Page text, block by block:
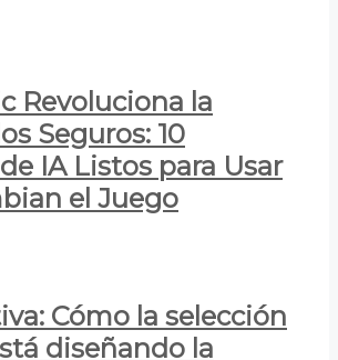
Revoluciona la
Seguros: 10
IA Listos para Usar
el Juego
Cómo la selección
diseñando la